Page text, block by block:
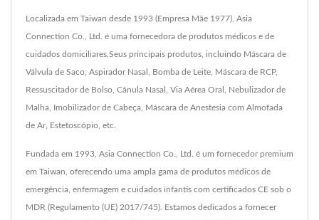
Localizada em Taiwan desde 1993 (Empresa Mãe 1977), Asia
Connection Co., Ltd. é uma fornecedora de produtos médicos e de
cuidados domiciliares.Seus principais produtos, incluindo Máscara de
Válvula de Saco, Aspirador Nasal, Bomba de Leite, Máscara de RCP,
Ressuscitador de Bolso, Cânula Nasal, Via Aérea Oral, Nebulizador de
Malha, Imobilizador de Cabeça, Máscara de Anestesia com Almofada
de Ar, Estetoscópio, etc.
Fundada em 1993, Asia Connection Co., Ltd. é um fornecedor premium
em Taiwan, oferecendo uma ampla gama de produtos médicos de
emergência, enfermagem e cuidados infantis com certificados CE sob o
MDR (Regulamento (UE) 2017/745). Estamos dedicados a fornecer